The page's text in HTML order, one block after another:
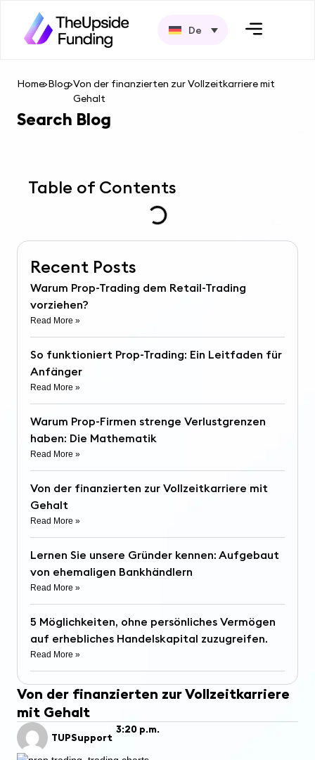
De
Home>Blog>Von der finanzierten zur Vollzeitkarriere mit
Gehalt
Von der finanzierten zur Vollzeitkarriere
mit Gehalt
TUPSupport
3:20 p.m.
Search Blog
Table of Contents
Recent Posts
Warum Prop-Trading dem Retail-Trading
vorziehen?
Read More »
So funktioniert Prop-Trading: Ein Leitfaden für
Anfänger
Read More »
Warum Prop-Firmen strenge Verlustgrenzen
haben: Die Mathematik
Read More »
Von der finanzierten zur Vollzeitkarriere mit
Gehalt
Read More »
Lernen Sie unsere Gründer kennen: Aufgebaut
von ehemaligen Bankhändlern
Read More »
5 Möglichkeiten, ohne persönliches Vermögen
auf erhebliches Handelskapital zuzugreifen.
Read More »